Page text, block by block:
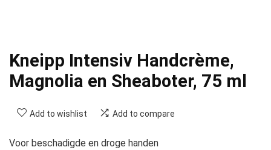
Kneipp Intensiv Handcrème,
Magnolia en Sheaboter, 75 ml
Add to wishlist Add to compare
Voor beschadigde en droge handen